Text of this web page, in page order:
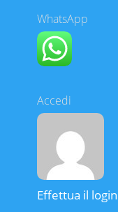
WhatsApp
Accedi
Effettua il